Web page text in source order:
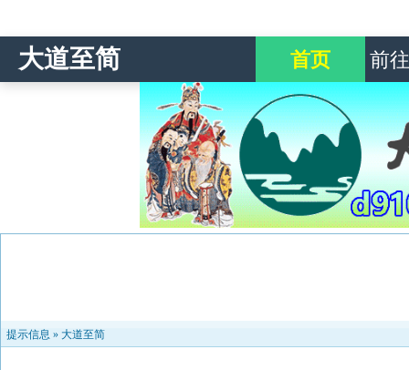
大道至简 首页 前
提示信息 » 大道至简